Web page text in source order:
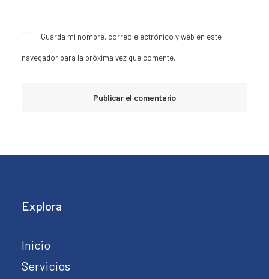
Guarda mi nombre, correo electrónico y web en este
navegador para la próxima vez que comente.
Explora
Inicio
Servicios